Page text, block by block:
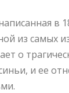
в
из самых
о
и ее